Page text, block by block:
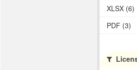
XLSX (6)
PDF (3)